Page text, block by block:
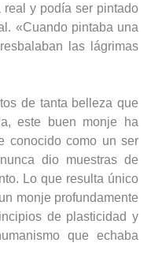
real y podía ser pintado
«Cuando pintaba una
las lágrimas
de tanta belleza que
este buen monje ha
conocido como un ser
dio muestras de
Lo que resulta único
monje profundamente
de plasticidad y
que echaba